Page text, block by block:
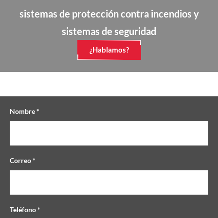
sistemas de protección contra incendios y
sistemas de seguridad
¿Hablamos?
Nombre *
Correo *
Teléfono *